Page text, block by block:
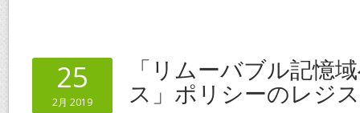
25
2月 2019
「リムーバブル記憶
ス」ポリシーのレジ